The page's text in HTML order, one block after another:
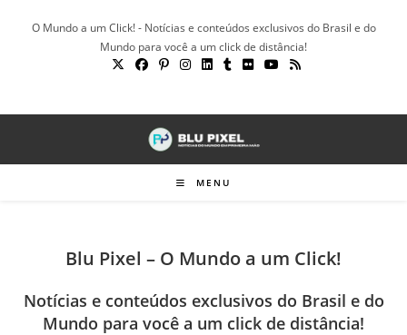
O Mundo a um Click! - Notícias e conteúdos exclusivos do Brasil e do
Mundo para você a um click de distância!
MENU
Blu Pixel – O Mundo a um Click!
Notícias e conteúdos exclusivos do Brasil e do
Mundo para você a um click de distância!